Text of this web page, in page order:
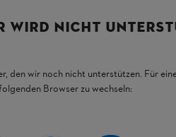
eignen
WIRD NICHT
den wir noch nicht unterstützen. Für
Browser zu wechseln: